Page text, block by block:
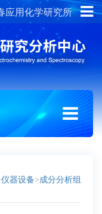
应用化学研究所
组织架构
仪器设备>成分分析组